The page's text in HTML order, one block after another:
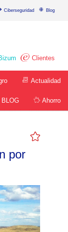
Ciberseguridad Blog
Clientes
Actualidad
Ahorro
por